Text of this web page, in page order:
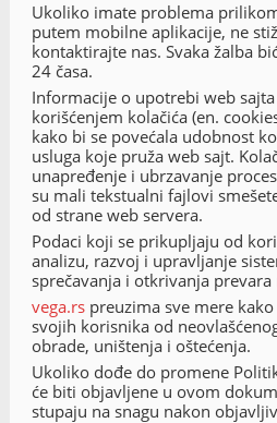
Ukoliko imate problema
putem mobilne aplikacije, ne
kontaktirajte nas. Svaka žalba
24 časa.
Informacije o upotrebi web
korišćenjem kolačića (en.
kako bi se povećala udobnost
usluga koje pruža web sajt.
unapređenje i ubrzavanje
su mali tekstualni fajlovi
od strane web servera.
Podaci koji se prikupljaju od
analizu, razvoj i upravljanje
sprečavanja i otkrivanja
vega.rs preuzima sve mere
svojih korisnika od
obrade, uništenja i oštećenja.
Ukoliko dođe do promene
će biti objavljene u ovom
stupaju na snagu nakon